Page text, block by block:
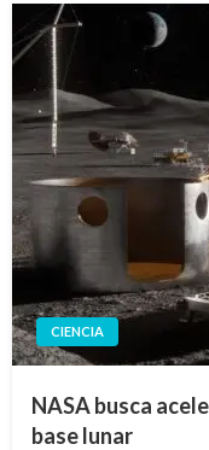
CIENCIA
NASA busca
base lunar